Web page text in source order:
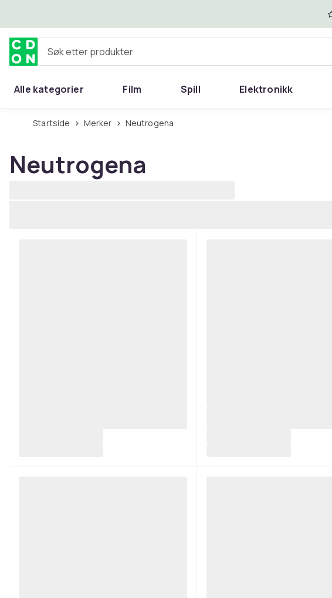
Søk etter produkter
Alle kategorier Film Spill Elektronikk
Startside Merker Neutrogena
Neutrogena